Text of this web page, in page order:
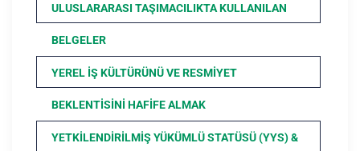
ULUSLARARASI TAŞIMACILIKTA KULLANILAN
BELGELER
YEREL İŞ KÜLTÜRÜNÜ VE RESMIYET
BEKLENTISINI HAFIFE ALMAK
YETKILENDIRILMIŞ YÜKÜMLÜ STATÜSÜ (YYS) &